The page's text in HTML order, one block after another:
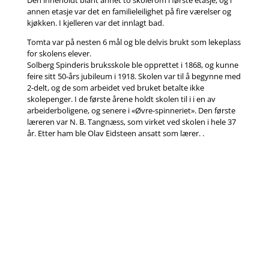
annen etasje var det en familieleilighet på fire værelser og
kjøkken. I kjelleren var det innlagt bad.
Tomta var på nesten 6 mål og ble delvis brukt som lekeplass
for skolens elever.
Solberg Spinderis bruksskole ble opprettet i 1868, og kunne
feire sitt 50-års jubileum i 1918. Skolen var til å begynne med
2-delt, og de som arbeidet ved bruket betalte ikke
skolepenger. I de første årene holdt skolen til i i en av
arbeiderboligene, og senere i «Øvre-spinneriet». Den første
læreren var N. B. Tangnæss, som virket ved skolen i hele 37
år. Etter ham ble Olav Eidsteen ansatt som lærer. .